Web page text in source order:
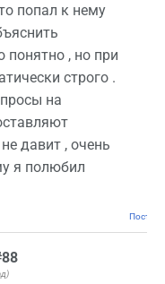
попал к нему
, но при
строго .
на
давит , очень
я полюбил